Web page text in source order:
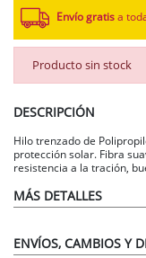
Envío gratis a
Producto sin stock
DESCRIPCIÓN
Hilo trenzado de
protección solar. Fibra
resistencia a la tración,
MÁS DETALLES
ENVÍOS, CAMBIOS Y